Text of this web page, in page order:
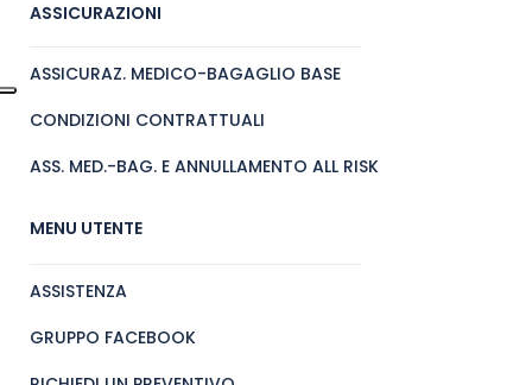
ASSICURAZIONI
ASSICURAZ. MEDICO-BAGAGLIO BASE
CONDIZIONI CONTRATTUALI
ASS. MED.-BAG. E ANNULLAMENTO ALL RISK
MENU UTENTE
ASSISTENZA
GRUPPO FACEBOOK